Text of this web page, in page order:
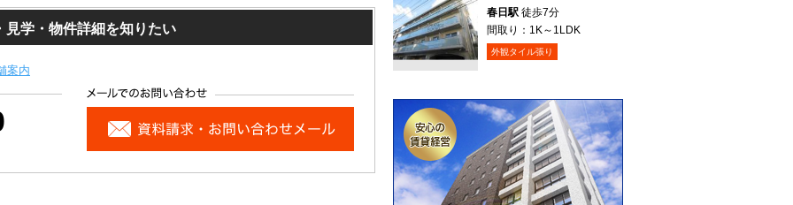
学・物件詳細を知りたい
案内
春日駅 徒歩7分
間取り： 1K～1LDK
外観タイル張り